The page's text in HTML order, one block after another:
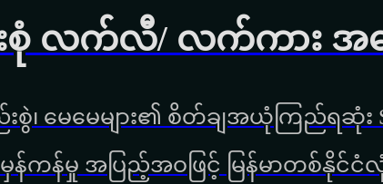
အပြ
တို့တ
မေတ
းစုံ လက်လီ/ လက်ကား အ
မေမေများ၏ စိတ်ချအယုံကြည်ရဆုံး
န်းမှန်ကန်မှု အပြည့်အဝဖြင့် မြန်မာတစ်နို